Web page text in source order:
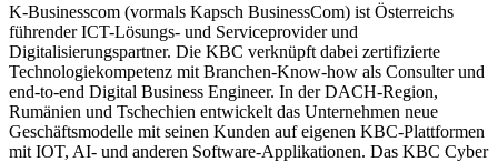
K-Businesscom (vormals Kapsch BusinessCom) ist Österreichs
führender ICT-Lösungs- und Serviceprovider und
Digitalisierungspartner. Die KBC verknüpft dabei zertifizierte
Technologiekompetenz mit Branchen-Know-how als Consulter und
end-to-end Digital Business Engineer. In der DACH-Region,
Rumänien und Tschechien entwickelt das Unternehmen neue
Geschäftsmodelle mit seinen Kunden auf eigenen KBC-Plattformen
mit IOT, AI- und anderen Software-Applikationen. Das KBC Cyber